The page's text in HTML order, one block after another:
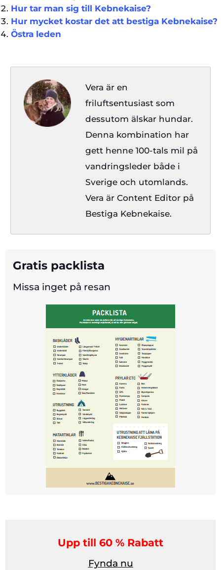
Hur tar man sig till Kebnekaise?
Hur mycket kostar det att bestiga Kebnekaise?
Östra leden
Vera är en
friluftsentusiast som
dessutom älskar hundar.
Denna kombination har
gett henne 100-tals mil på
vandringsleder både i
Sverige och utomlands.
Vera är Content Editor på
Bestiga Kebnekaise.
Gratis packlista
Missa inget på resan
Upp till 60 % Rabatt
Fynda nu